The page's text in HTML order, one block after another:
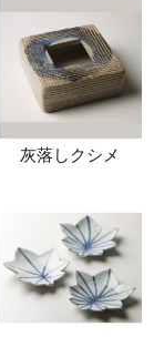
灰落しクシメ